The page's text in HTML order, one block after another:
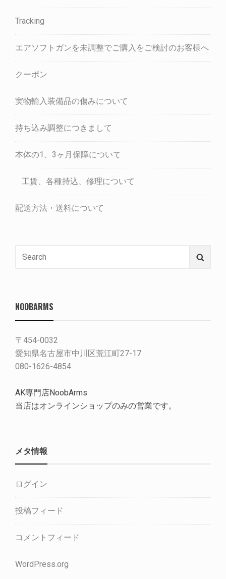
Tracking
エアソフトガンを未調整でご購入をご検討のお客様へ
クーポン
実物輸入装備品の傷みについて
持ち込み調整につきまして
本体の1、3ヶ月保障について
工賃、各種持込、修理について
配送方法・送料について
NOOBARMS
〒454-0032
愛知県名古屋市中川区荒江町27-17
080-1626-4854
AK専門店NoobArms
当店はオンラインショップのみの営業です。
メタ情報
ログイン
投稿フィード
コメントフィード
WordPress.org